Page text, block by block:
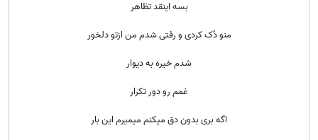
بسه اینقد تظاهر
منو دًک کردی و رفتی شدم من ازتو دلخور
شدم خیره به دیوار
غمم رو دور تکرار
اگه بری بدون دق میکنم میمیرم این بار